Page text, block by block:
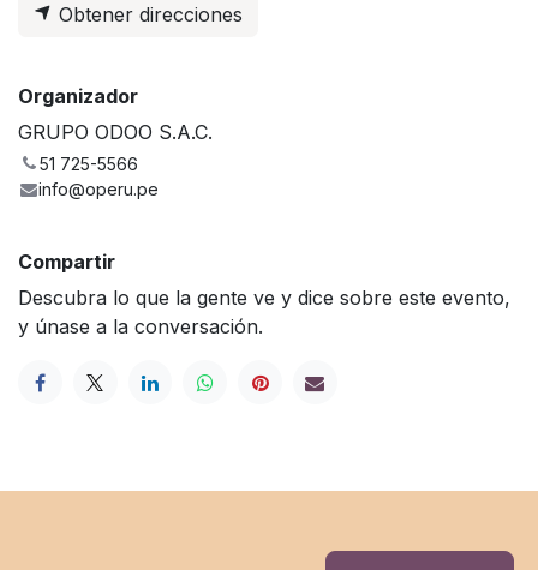
Obtener direcciones
Organizador
GRUPO ODOO S.A.C.
51 725-5566
info@operu.pe
Compartir
Descubra lo que la gente ve y dice sobre este evento,
y únase a la conversación.